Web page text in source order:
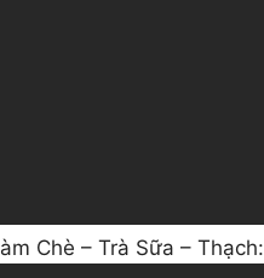
Chè – Trà Sữa – Thạch: